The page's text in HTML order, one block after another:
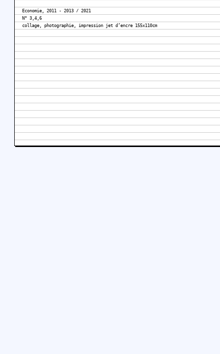
Economie, 2011 - 2013 / 2021
N° 3,4,6
collage, photographie, impression jet d’encre 155x110cm